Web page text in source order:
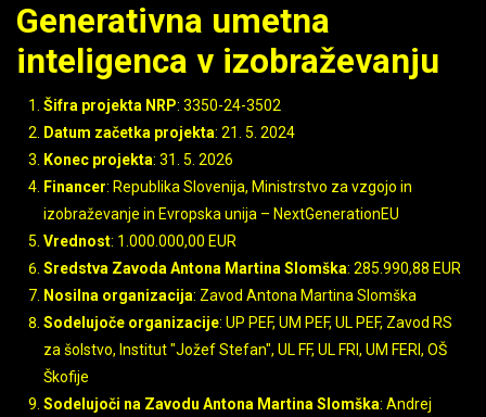
Generativna umetna
inteligenca v izobraževanju
Šifra projekta NRP: 3350-24-3502
Datum začetka projekta: 21. 5. 2024
Konec projekta: 31. 5. 2026
Financer: Republika Slovenija, Ministrstvo za vzgojo in
izobraževanje in Evropska unija – NextGenerationEU
Vrednost: 1.000.000,00 EUR
Sredstva Zavoda Antona Martina Slomška: 285.990,88 EUR
Nosilna organizacija: Zavod Antona Martina Slomška
Sodelujoče organizacije: UP PEF, UM PEF, UL PEF, Zavod RS
za šolstvo, Institut "Jožef Stefan", UL FF, UL FRI, UM FERI, OŠ
Škofije
Sodelujoči na Zavodu Antona Martina Slomška: Andrej